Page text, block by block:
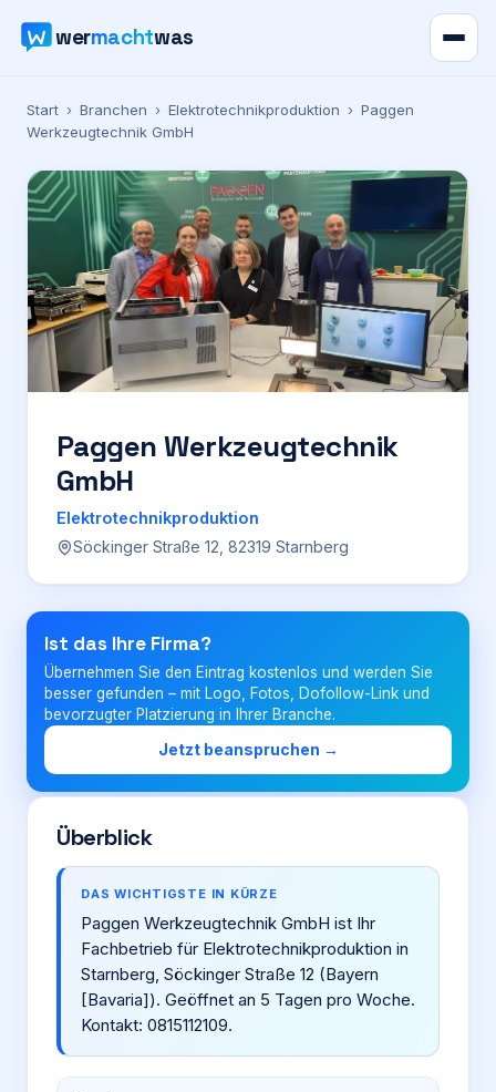
wermachtwas
Verzeichnis
Karte
Ratgeber
Werbung
Für Firmen
Login
Start › Branchen › Elektrotechnikproduktion › Paggen
Werkzeugtechnik GmbH
Paggen Werkzeugtechnik
GmbH
Elektrotechnikproduktion
Söckinger Straße 12, 82319 Starnberg
Ist das Ihre Firma?
Übernehmen Sie den Eintrag kostenlos und werden Sie
besser gefunden – mit Logo, Fotos, Dofollow-Link und
bevorzugter Platzierung in Ihrer Branche.
Jetzt beanspruchen →
Überblick
DAS WICHTIGSTE IN KÜRZE
Paggen Werkzeugtechnik GmbH ist Ihr
Fachbetrieb für Elektrotechnikproduktion in
Starnberg, Söckinger Straße 12 (Bayern
[Bavaria]). Geöffnet an 5 Tagen pro Woche.
Kontakt: 0815112109.